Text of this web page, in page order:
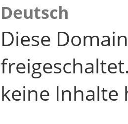
Deutsch
Diese
keine Inhalte